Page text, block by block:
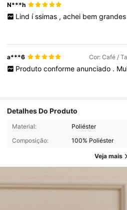
N***h
Lind íssimas , achei bem grandes
a***6 Cor: Café /
Produto conforme anunciado .
Detalhes Do Produto
Material:
Poliéster
Composição:
100% Poliéster
Veja mais